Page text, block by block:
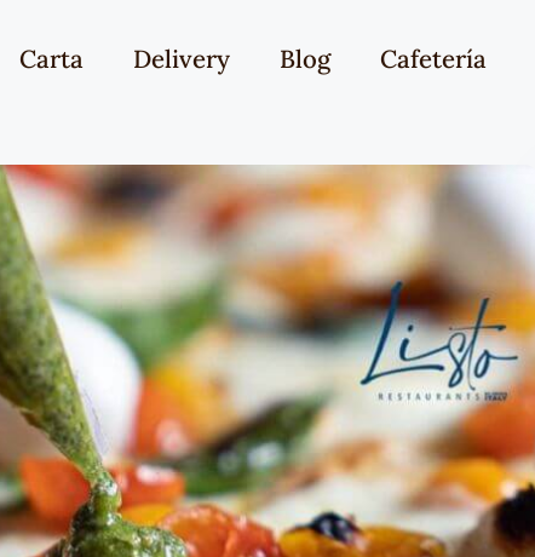
Carta Delivery Blog Cafetería